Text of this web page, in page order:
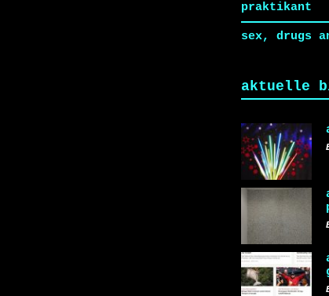
praktikant
sex, drugs
aktuelle